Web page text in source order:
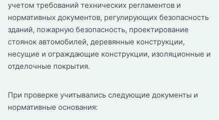
учетом требований технических регламентов и
нормативных документов, регулирующих безопасность
зданий, пожарную безопасность, проектирование
стоянок автомобилей, деревянные конструкции,
несущие и ограждающие конструкции, изоляционные и
отделочные покрытия.
При проверке учитывались следующие документы и
нормативные основания: